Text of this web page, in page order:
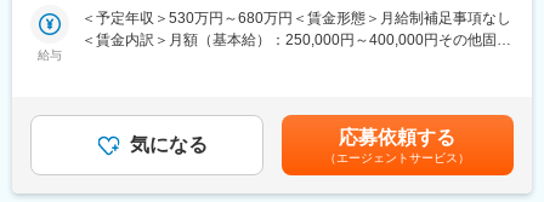
分に足りないものは何か？」
「現状や環境を変え、キャリアアップしたい！」以上のようなお
「エンジニアのキャリアアップを支援する」ことを第一に考える
メイテックグループの元エンジニアが、製造業の現場で実際に活
かせる・求められるスキルやキャリアアップの方法など、じっく
【具体的な業務内容】
●仕様書・構想図を基にした組立図や部品図の作成（バラシ作
業）
●市販部品（モーターやシリンダーなど）の選定・強度計算の補
給与
＜予定年収＞530万円～680万円＜賃金形態＞月給制補足事項なし
＜賃金内訳＞月額（基本給）：250,000円～400,000円その他固定
回（4月）過去実績4,000～10,000円■賞与：年2回（6月、12
月） ※別途、決算賞与が支給される場合があります。賃金はあく
までも目安の金額であり、選考を通じて上下する可能性がありま
す。月給(月額)は固定手当を含めた表記です。
気になる 応募依頼する
（エージェントサービス）